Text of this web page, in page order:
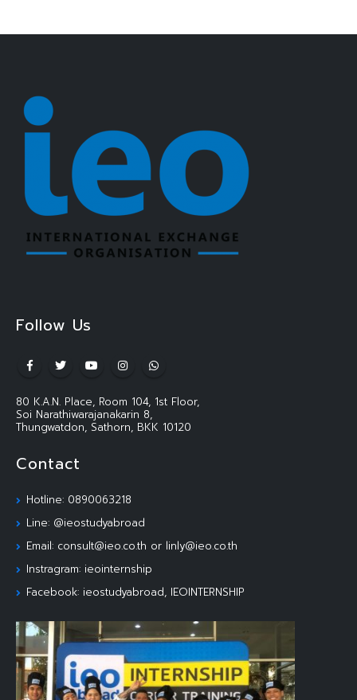
Follow Us
80 K.A.N. Place, Room 104, 1st Floor,
Soi Narathiwarajanakarin 8,
Thungwatdon, Sathorn, BKK 10120
Contact
Hotline: 0890063218
Line: @ieostudyabroad
Email: consult@ieo.co.th or linly@ieo.co.th
Instragram: ieointernship
Facebook: ieostudyabroad, IEOINTERNSHIP